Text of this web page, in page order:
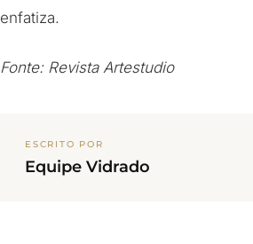
enfatiza.
Fonte: Revista Artestudio
ESCRITO POR
Equipe Vidrado